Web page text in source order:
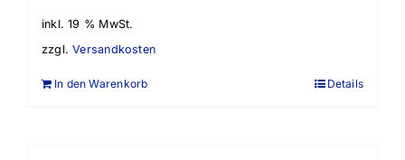
inkl. 19 % MwSt.
zzgl.Versandkosten
In den Warenkorb Details